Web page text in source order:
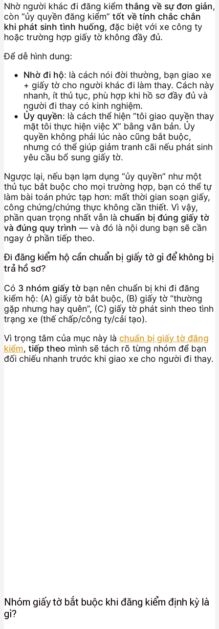
Nhờ người khác đi đăng kiểm thắng về sự đơn giản,
còn “ủy quyền đăng kiểm” tốt về tính chắc chắn
khi phát sinh tình huống, đặc biệt với xe công ty
hoặc trường hợp giấy tờ không đầy đủ.
Để dễ hình dung:
Nhờ đi hộ: là cách nói đời thường, bạn giao xe
+ giấy tờ cho người khác đi làm thay. Cách này
nhanh, ít thủ tục, phù hợp khi hồ sơ đầy đủ và
người đi thay có kinh nghiệm.
Ủy quyền: là cách thể hiện “tôi giao quyền thay
mặt tôi thực hiện việc X” bằng văn bản. Ủy
quyền không phải lúc nào cũng bắt buộc,
nhưng có thể giúp giảm tranh cãi nếu phát sinh
yêu cầu bổ sung giấy tờ.
Ngược lại, nếu bạn lạm dụng “ủy quyền” như một
thủ tục bắt buộc cho mọi trường hợp, bạn có thể tự
làm bài toán phức tạp hơn: mất thời gian soạn giấy,
công chứng/chứng thực không cần thiết. Vì vậy,
phần quan trọng nhất vẫn là chuẩn bị đúng giấy tờ
và đúng quy trình — và đó là nội dung bạn sẽ cần
ngay ở phần tiếp theo.
Đi đăng kiểm hộ cần chuẩn bị giấy tờ gì để không bị
trả hồ sơ?
Có 3 nhóm giấy tờ bạn nên chuẩn bị khi đi đăng
kiểm hộ: (A) giấy tờ bắt buộc, (B) giấy tờ “thường
gặp nhưng hay quên”, (C) giấy tờ phát sinh theo tình
trạng xe (thế chấp/công ty/cải tạo).
Vì trọng tâm của mục này là chuẩn bị giấy tờ đăng
kiểm, tiếp theo mình sẽ tách rõ từng nhóm để bạn
đối chiếu nhanh trước khi giao xe cho người đi thay.
Nhóm giấy tờ bắt buộc khi đăng kiểm định kỳ là
gì?